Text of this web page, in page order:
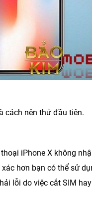
cách nên thử đầu tiên.
iPhone X không
hơn bạn có thể sử
lỗi do việc cắt SIM